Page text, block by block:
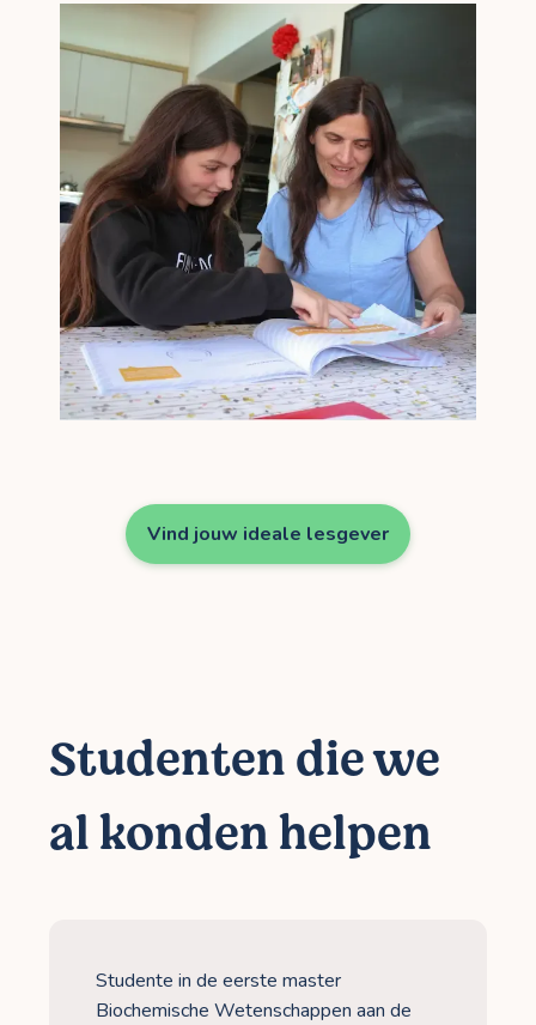
Vind jouw ideale lesgever
Studenten die we
al konden helpen
Studente in de eerste master
Biochemische Wetenschappen aan de